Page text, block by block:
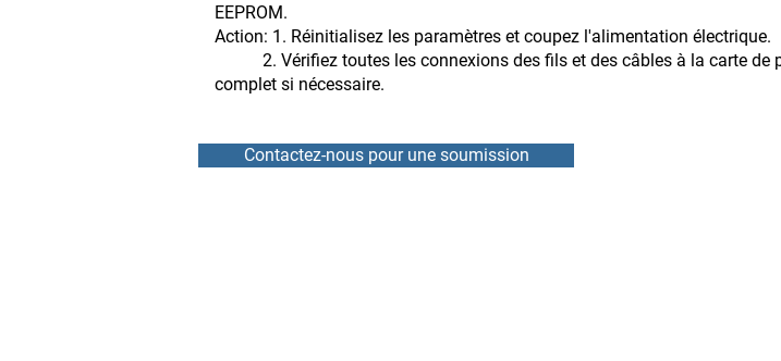
EEPROM.
Action: 1. Réinitialisez les paramètres et coupez l'alimentation électrique.
2. Vérifiez toutes les connexions des fils et des câbles à la carte de
complet si nécessaire.
Contactez-nous pour une soumission